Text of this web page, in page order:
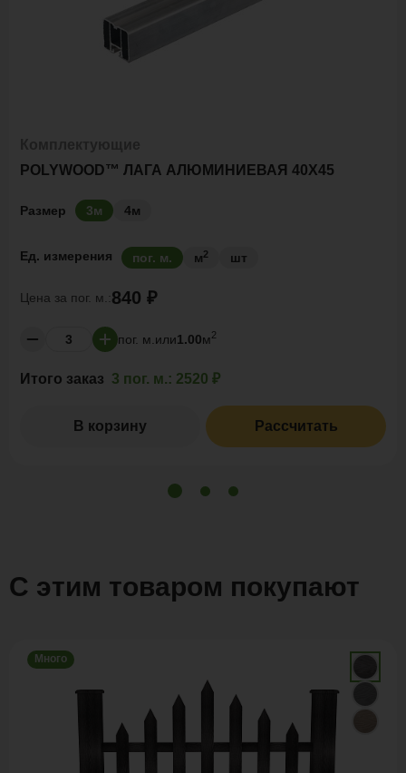
POLYWOOD™ ЛАГА АЛЮМИНИЕВАЯ 40Х45
Размер 3м 4м
Ед. измерения пог. м. м2 шт
Цена за пог. м.:840 ₽
пог. м. или1.00м2
Итого заказ 3 пог. м.: 2520 ₽
В корзину Рассчитать
С этим товаром покупают
Много